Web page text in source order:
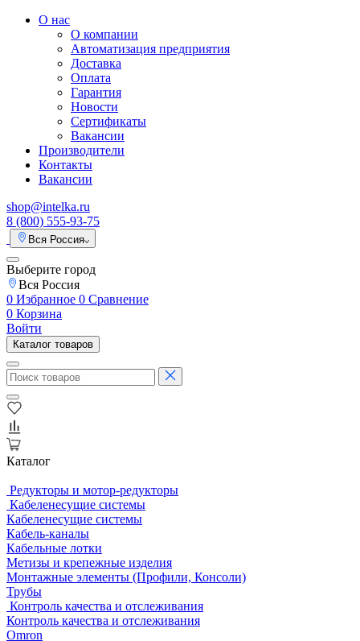
О нас
О компании
Автоматизация предприятия
Доставка
Оплата
Гарантия
Новости
Сертификаты
Вакансии
Производители
Контакты
Вакансии
shop@intelka.ru
8 (800) 555-93-75
Вся Россия
Выберите город
Вся Россия
0 Избранное 0 Сравнение
0 Корзина
Войти
Каталог товаров
Каталог
Редукторы и мотор-редукторы
Кабеленесущие системы
Кабеленесущие системы
Кабель-каналы
Кабельные лотки
Метизы и крепежные изделия
Монтажные элементы (Профили, Консоли)
Трубы
Контроль качества и отслеживания
Контроль качества и отслеживания
Omron